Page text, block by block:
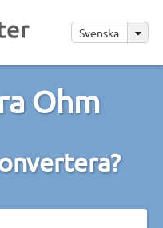
Svenska
Ohm